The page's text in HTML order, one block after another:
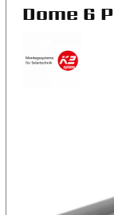
Dome 6